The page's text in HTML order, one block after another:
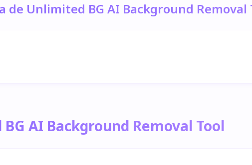
de Unlimited BG AI Background Removal
AI Background Removal Tool